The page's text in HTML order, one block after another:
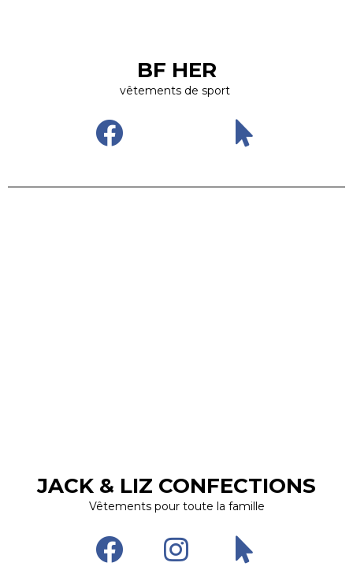
BF HER
vêtements de sport
JACK & LIZ CONFECTIONS
Vêtements pour toute la famille